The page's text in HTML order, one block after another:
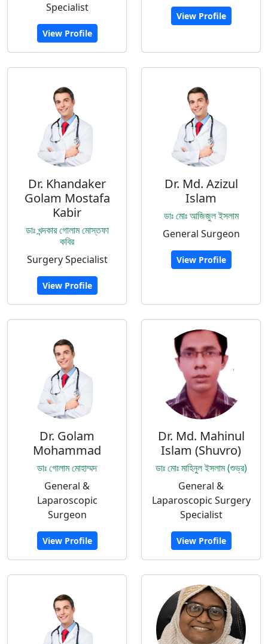
Specialist
View Profile
View Profile
Dr. Khandaker
Golam Mostafa
Kabir
ডাঃ খন্দকার গোলাম মোস্তফা
কবির
Surgery Specialist
View Profile
Dr. Md. Azizul
Islam
ডাঃ মোঃ আজিজুল ইসলাম
General Surgeon
View Profile
Dr. Golam
Mohammad
ডাঃ গোলাম মোহাম্মদ
General &
Laparoscopic
Surgeon
View Profile
Dr. Md. Mahinul
Islam (Shuvro)
ডাঃ মোঃ মাহিনুল ইসলাম (শুভ্র)
General &
Laparoscopic Surgery
Specialist
View Profile